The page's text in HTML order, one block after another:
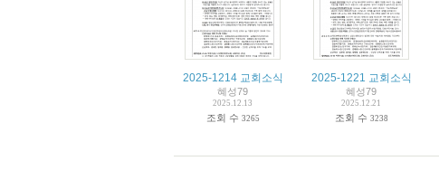
2025-1214 교회소식
혜성79
2025.12.13
조회 수 3265
2025-1221 교회소식
혜성79
2025.12.21
조회 수 3238